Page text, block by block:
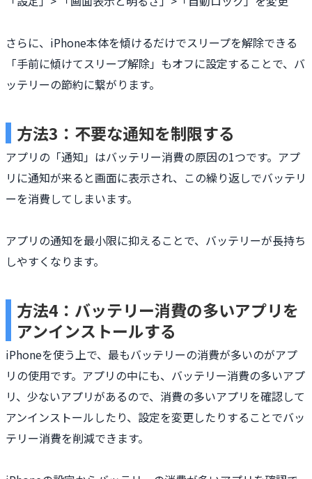
さらに、iPhone本体を傾けるだけでスリープを解除できる
「手前に傾けてスリープ解除」もオフに設定することで、バ
ッテリーの節約に繋がります。
方法3：不要な通知を制限する
アプリの「通知」はバッテリー消費の原因の1つです。アプ
リに通知が来ると画面に表示され、この繰り返しでバッテリ
ーを消費してしまいます。
アプリの通知を最小限に抑えることで、バッテリーが長持ち
しやすくなります。
方法4：バッテリー消費の多いアプリを
アンインストールする
iPhoneを使う上で、最もバッテリーの消費が多いのがアプ
リの使用です。アプリの中にも、バッテリー消費の多いアプ
リ、少ないアプリがあるので、消費の多いアプリを確認して
アンインストールしたり、設定を変更したりすることでバッ
テリー消費を削減できます。